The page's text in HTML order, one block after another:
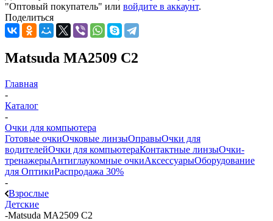
"Оптовый покупатель" или войдите в аккаунт.
Поделиться
Matsuda MA2509 C2
Главная
-
Каталог
-
Очки для компьютера
Готовые очкиОчковые линзыОправыОчки для
водителейОчки для компьютераКонтактные линзыОчки-
тренажерыАнтиглаукомные очкиАксессуарыОборудование
для ОптикиРаспродажа 30%
-
Взрослые
Детские
-Matsuda MA2509 C2